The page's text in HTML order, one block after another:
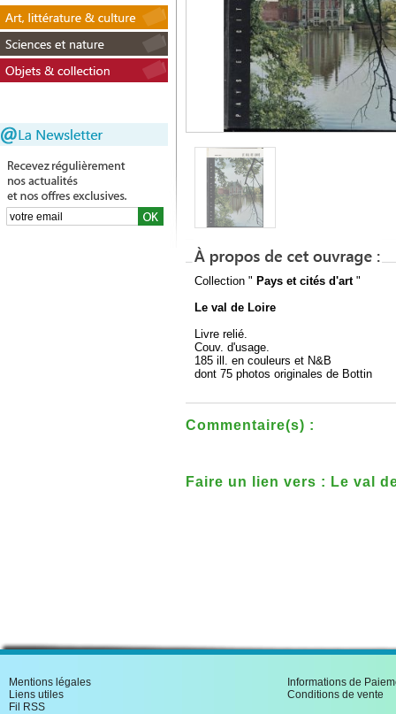
Collection " Pays et cités d'art "
Le val de Loire
Livre relié.
Couv. d'usage.
185 ill. en couleurs et N&B
dont 75 photos originales de Bottin
Commentaire(s) :
Faire un lien vers : Le val
Mentions légales
Liens utiles
Fil RSS
Informations de
Conditions de vente